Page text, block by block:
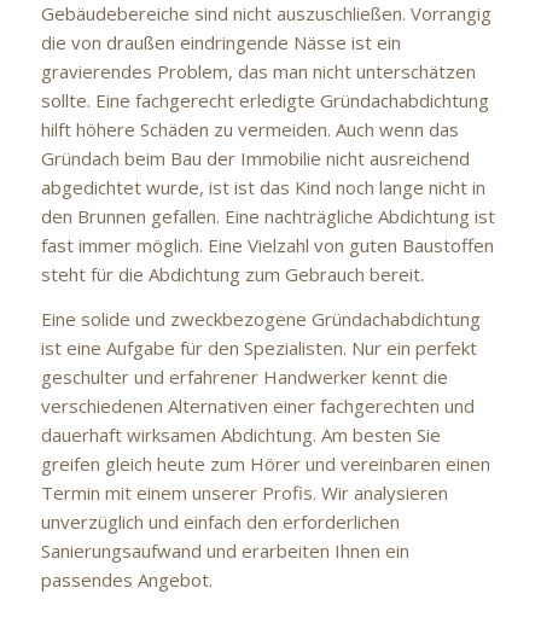
Gebäudebereiche sind nicht auszuschließen. Vorrangig
die von draußen eindringende Nässe ist ein
gravierendes Problem, das man nicht unterschätzen
sollte. Eine fachgerecht erledigte Gründachabdichtung
hilft höhere Schäden zu vermeiden. Auch wenn das
Gründach beim Bau der Immobilie nicht ausreichend
abgedichtet wurde, ist ist das Kind noch lange nicht in
den Brunnen gefallen. Eine nachträgliche Abdichtung ist
fast immer möglich. Eine Vielzahl von guten Baustoffen
steht für die Abdichtung zum Gebrauch bereit.
Eine solide und zweckbezogene Gründachabdichtung
ist eine Aufgabe für den Spezialisten. Nur ein perfekt
geschulter und erfahrener Handwerker kennt die
verschiedenen Alternativen einer fachgerechten und
dauerhaft wirksamen Abdichtung. Am besten Sie
greifen gleich heute zum Hörer und vereinbaren einen
Termin mit einem unserer Profis. Wir analysieren
unverzüglich und einfach den erforderlichen
Sanierungsaufwand und erarbeiten Ihnen ein
passendes Angebot.